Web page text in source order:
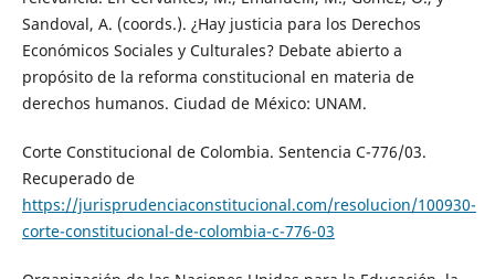
Sandoval, A. (coords.). ¿Hay justicia para los Derechos
Económicos Sociales y Culturales? Debate abierto a
propósito de la reforma constitucional en materia de
derechos humanos. Ciudad de México: UNAM.
Corte Constitucional de Colombia. Sentencia C-776/03.
Recuperado de
https://jurisprudenciaconstitucional.com/resolucion/100930-
corte-constitucional-de-colombia-c-776-03